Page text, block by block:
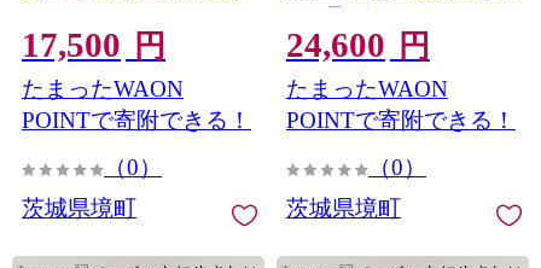
17,500 円
たまったWAON
POINTで寄附できる！
（0）
茨城県境町
マーティン JM K2637
24,600 円
たまったWAON
POINTで寄附できる！
（0）
茨城県境町